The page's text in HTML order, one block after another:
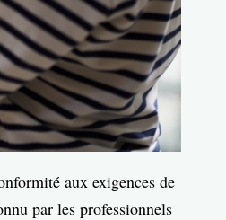
aux exigences de
par les professionnels